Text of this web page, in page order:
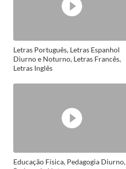
Letras Português, Letras Espanhol
Diurno e Noturno, Letras Francês,
Letras Inglês
Educação Física, Pedagogia Diurno,